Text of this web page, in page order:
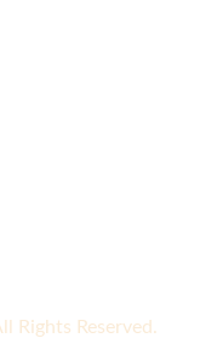
Rights Reserved.